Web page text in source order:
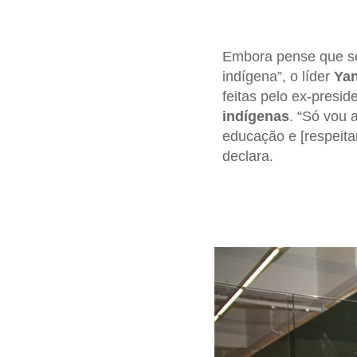
Embora pense que
indígena”, o líder
feitas pelo ex-
indígenas. “Só vou
educação e
declara.